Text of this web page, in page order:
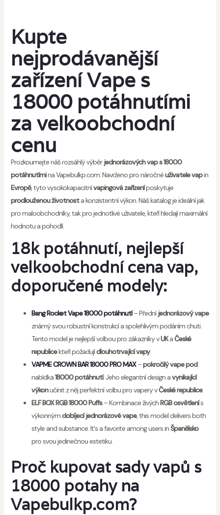
Kupte
nejprodávanější
zařízení Vape s
18000 potáhnutími
za velkoobchodní
cenu
Prozkoumejte náš rozsáhlý výběrjednorázových vap s 18000
potáhnutímina Vapebulkp.com. Navrženo pro náročnéuživatele vapin
Evropě, tyto vysokokapacitnívapingová zařízeníposkytuje
prodlouženou životnosta konzistentní výkon. Náš katalog je ideální jak
pro maloobchodníky, tak pro jednotlivé uživatele, kteří hledají maximální
hodnotu a pohodlí.
18k potáhnutí, nejlepší
velkoobchodní cena vap,
doporučené modely:
Bang Rocket Vape 18000 potáhnutí– Předníjednorázový vape
známý svou robustní konstrukcí a spolehlivým podáním chuti.
Tento model je nejlepší volbou pro zákazníky vUKaČeské
republicekteří požadujídlouhotrvající vapy.
VAPME CROWN BAR 18000 PRO MAX–pokročilý vape pod
nabídka18000 potáhnutí. Jeho elegantní design avynikající
výkonučinit z něj perfektní volbu pro vapery vČeské republice.
ELF BOX RGB 18000 Puffs– Kombinace živýchRGB osvětlenís
výkonnýmdobíjecí jednorázové vape, this model delivers both
style and substance. It's a favorite among users inŠpanělsko
pro svou jedinečnou estetiku.
Proč kupovat sady vapů s
18000 potahy na
Vapebulkp.com?